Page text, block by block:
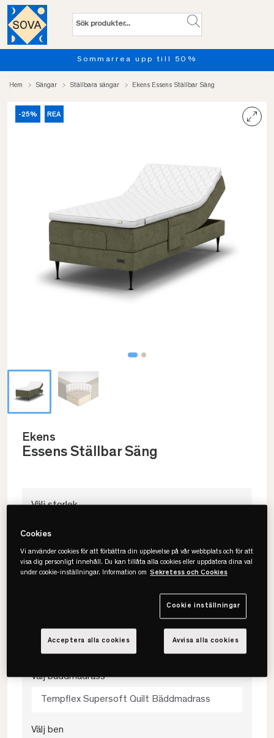
Provsov upp till 100 nätter.
Hem Sängar Ställbara sängar Ekens Essens Ställbar Säng
-25% REA
Ekens
Essens Ställbar Säng
Välj storlek
Välj färg
Medium
Välj bäddmadrass
Tempflex Supersoft Quilt Bäddmadrass
Välj ben
Cookies
Vi använder cookies för att förbättra din upplevelse på vår webbplats och för att
visa dig personligt innehåll. Du kan tillåta alla cookies eller uppdatera dina val
under cookie-inställningar. Information om Sekretess och Cookies
Cookie inställningar
Avvisa alla cookies
Acceptera alla cookies